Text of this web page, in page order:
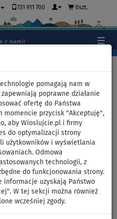
pomagają nam w
poprawne działanie
ofertę do Państwa
momencie przycisk "Akceptuję",
aby Wioslujcie.pl i firmy
do optymalizacji strony
użytkowników i wyświetlania
Odmowa
technologii, z
do funkcjonowania strony.
informacje uzyskają Państwo
W tej sekcji można również
wcześniej zgody.
731 911 700 0szt.
REFLECTIONS
Ocean
wariant: